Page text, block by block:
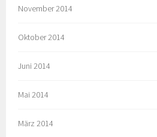
November 2014
Oktober 2014
Juni 2014
Mai 2014
März 2014